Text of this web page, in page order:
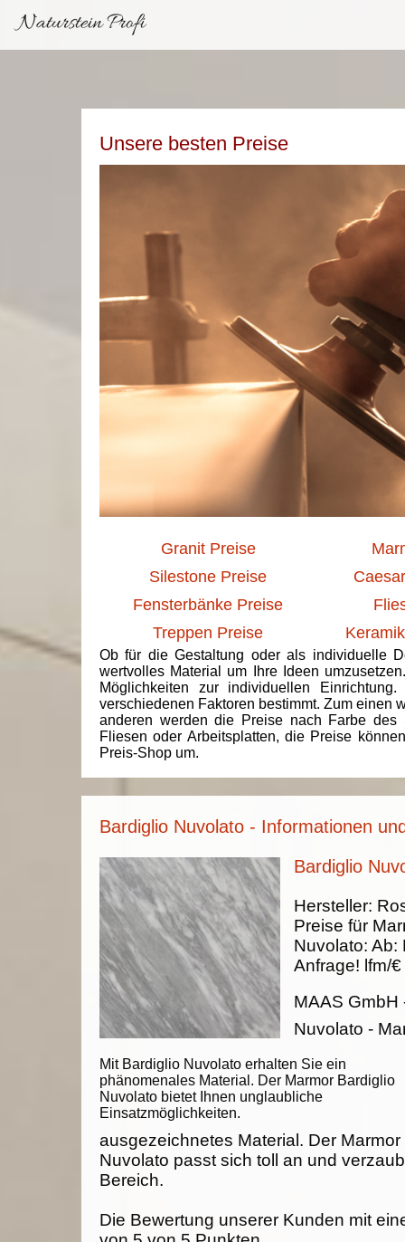
Naturstein Profi
Unsere besten Preise
Granit Preise
Silestone Preise
Fensterbänke Preise
Treppen Preise
Ob für die Gestaltung oder als individuelle
wertvolles Material um Ihre Ideen
Möglichkeiten zur individuellen
verschiedenen Faktoren bestimmt. Zum einen
anderen werden die Preise nach Farbe des
Fliesen oder Arbeitsplatten, die Preise
Preis-Shop um.
Bardiglio Nuvolato - Informationen
Bardiglio
Mit Bardiglio Nuvolato erhalten Sie ein
phänomenales Material. Der Marmor Bardiglio
Nuvolato bietet Ihnen unglaubliche
Einsatzmöglichkeiten.
Hersteller:
Preise für
Nuvolato: Ab:
Anfrage! lfm/€
MAAS GmbH
Nuvolato -
ausgezeichnetes Material. Der Marmor
Nuvolato passt sich toll an und
Bereich.
Die Bewertung unserer Kunden mit